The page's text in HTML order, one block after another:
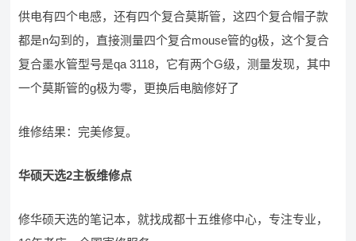
供电有四个电感，还有四个复合莫斯管，这四个复合帽子款
都是n勾到的，直接测量四个复合mouse管的g极，这个复合
复合墨水管型号是qa 3118，它有两个G级，测量发现，其中
一个莫斯管的g极为零，更换后电脑修好了
维修结果：完美修复。
华硕天选2主板维修点
修华硕天选的笔记本，就找成都十五维修中心，专注专业，